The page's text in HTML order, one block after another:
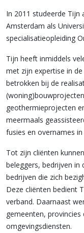
In 2011 studeerde Tijn
Amsterdam als
specialisatieopleiding
Tijn heeft inmiddels
met zijn expertise in
betrokken bij de
geothermieprojecten
meermaals
fusies en overnames
Tot zijn cliënten
beleggers, bedrijven in
bedrijven die zich
Deze cliënten bedient
verband. Daarnaast
gemeenten,
omgevingsdiensten.